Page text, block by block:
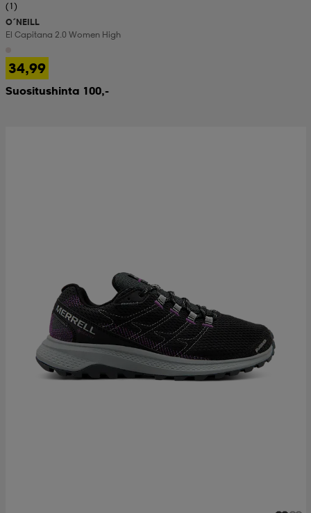
(1)
O´NEILL
El Capitana 2.0 Women High
34,99
Suositushinta 100,-